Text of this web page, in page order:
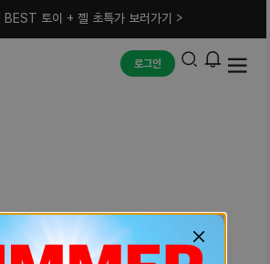
BEST 토이 + 젤 초특가 보러가기 >
로그인